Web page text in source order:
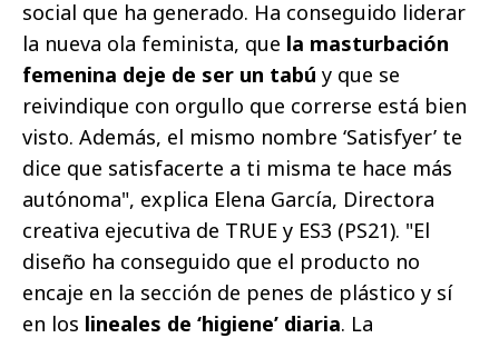
social que ha generado. Ha conseguido liderar
la nueva ola feminista, que la masturbación
femenina deje de ser un tabú y que se
reivindique con orgullo que correrse está bien
visto. Además, el mismo nombre ‘Satisfyer’ te
dice que satisfacerte a ti misma te hace más
autónoma", explica Elena García, Directora
creativa ejecutiva de TRUE y ES3 (PS21). "El
diseño ha conseguido que el producto no
encaje en la sección de penes de plástico y sí
en los lineales de ‘higiene’ diaria. La